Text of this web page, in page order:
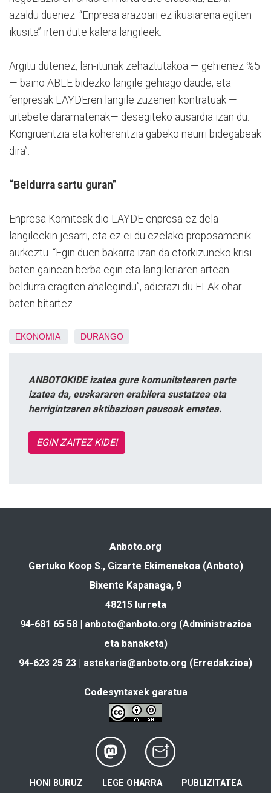
azaldu duenez. “Enpresa arazoari ez ikusiarena egiten
ikusita” irten dute kalera langileek.
Argitu dutenez, lan-itunak zehaztutakoa — gehienez %5
— baino ABLE bidezko langile gehiago daude, eta
“enpresak LAYDEren langile zuzenen kontratuak —
urtebete daramatenak— desegiteko ausardia izan du.
Kongruentzia eta koherentzia gabeko neurri bidegabeak
dira”.
“Beldurra sartu guran”
Enpresa Komiteak dio LAYDE enpresa ez dela
langileekin jesarri, eta ez ei du ezelako proposamenik
aurkeztu. “Egin duen bakarra izan da etorkizuneko krisi
baten gainean berba egin eta langileriaren artean
beldurra eragiten ahalegindu”, adierazi du ELAk ohar
baten bitartez.
EKONOMIA DURANGO
ANBOTOKIDE izatea gure komunitatearen parte
izatea da, euskararen erabilera sustatzea eta
herrigintzaren aktibazioan pausoak ematea.
EGIN ZAITEZ KIDE!
Anboto.org
Gertuko Koop S., Gizarte Ekimenekoa (Anboto)
Bixente Kapanaga, 9
48215 Iurreta
94-681 65 58 | anboto@anboto.org (Administrazioa
eta banaketa)
94-623 25 23 | astekaria@anboto.org (Erredakzioa)
Codesyntaxek garatua
HONI BURUZ LEGE OHARRA PUBLIZITATEA